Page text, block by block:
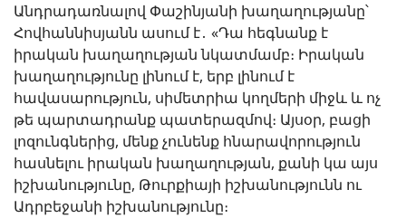
Անդրադառնալով Փաշինյանի խաղաղությանը՝
Հովհաննիսյանն ասում է․ «Դա հեգնանք է
իրական խաղաղության նկատմամբ։ Իրական
խաղաղությունը լինում է, երբ լինում է
հավասարություն, սիմետրիա կողմերի միջև և ոչ
թե պարտադրանք պատերազմով։ Այսօր, բացի
լոզունգներից, մենք չունենք հնարավորություն
հասնելու իրական խաղաղության, քանի կա այս
իշխանությունը, Թուրքիայի իշխանությունն ու
Ադրբեջանի իշխանությունը։